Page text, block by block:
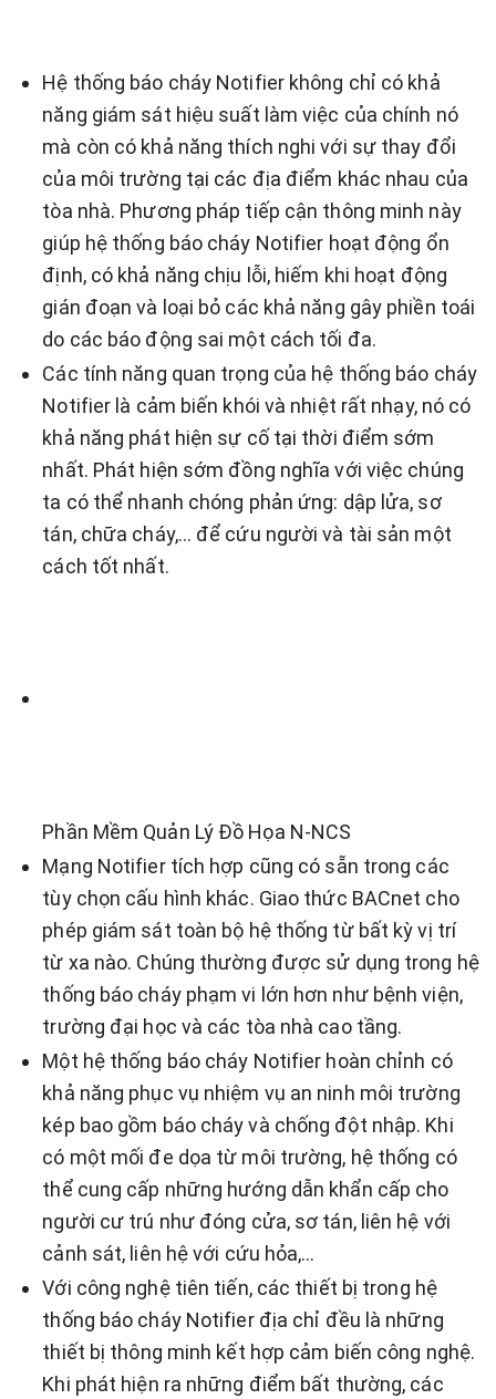
Hệ thống báo cháy Notifier không chỉ có khả
năng giám sát hiệu suất làm việc của chính nó
mà còn có khả năng thích nghi với sự thay đổi
của môi trường tại các địa điểm khác nhau của
tòa nhà. Phương pháp tiếp cận thông minh này
giúp hệ thống báo cháy Notifier hoạt động ổn
định, có khả năng chịu lỗi, hiếm khi hoạt động
gián đoạn và loại bỏ các khả năng gây phiền toái
do các báo động sai một cách tối đa.
Các tính năng quan trọng của hệ thống báo cháy
Notifier là cảm biến khói và nhiệt rất nhạy, nó có
khả năng phát hiện sự cố tại thời điểm sớm
nhất. Phát hiện sớm đồng nghĩa với việc chúng
ta có thể nhanh chóng phản ứng: dập lửa, sơ
tán, chữa cháy,… để cứu người và tài sản một
cách tốt nhất.
Phần Mềm Quản Lý Đồ Họa N-NCS
Mạng Notifier tích hợp cũng có sẵn trong các
tùy chọn cấu hình khác. Giao thức BACnet cho
phép giám sát toàn bộ hệ thống từ bất kỳ vị trí
từ xa nào. Chúng thường được sử dụng trong hệ
thống báo cháy phạm vi lớn hơn như bệnh viện,
trường đại học và các tòa nhà cao tầng.
Một hệ thống báo cháy Notifier hoàn chỉnh có
khả năng phục vụ nhiệm vụ an ninh môi trường
kép bao gồm báo cháy và chống đột nhập. Khi
có một mối đe dọa từ môi trường, hệ thống có
thể cung cấp những hướng dẫn khẩn cấp cho
người cư trú như đóng cửa, sơ tán, liên hệ với
cảnh sát, liên hệ với cứu hỏa,…
Với công nghệ tiên tiến, các thiết bị trong hệ
thống báo cháy Notifier địa chỉ đều là những
thiết bị thông minh kết hợp cảm biến công nghệ.
Khi phát hiện ra những điểm bất thường, các